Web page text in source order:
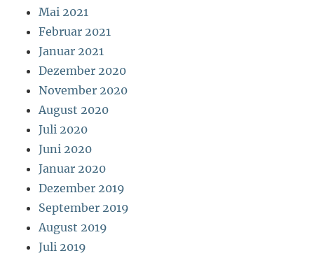
Mai 2021
Februar 2021
Januar 2021
Dezember 2020
November 2020
August 2020
Juli 2020
Juni 2020
Januar 2020
Dezember 2019
September 2019
August 2019
Juli 2019